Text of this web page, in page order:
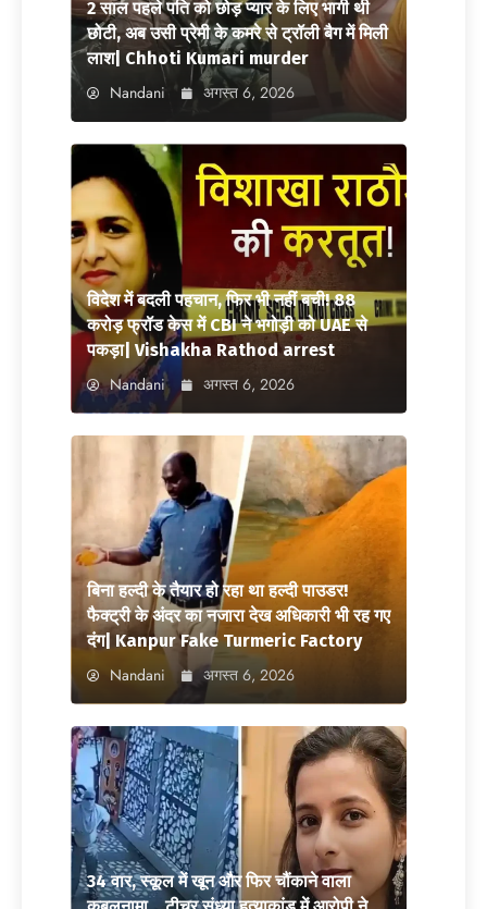
2 साल पहले पति को छोड़ प्यार के लिए भागी थी
छोटी, अब उसी प्रेमी के कमरे से ट्रॉली बैग में मिली
लाश| Chhoti Kumari murder
Nandani अगस्त 6, 2026
विदेश में बदली पहचान, फिर भी नहीं बची! 88
करोड़ फ्रॉड केस में CBI ने भगोड़ी को UAE से
पकड़ा| Vishakha Rathod arrest
Nandani अगस्त 6, 2026
बिना हल्दी के तैयार हो रहा था हल्दी पाउडर!
फैक्ट्री के अंदर का नजारा देख अधिकारी भी रह गए
दंग| Kanpur Fake Turmeric Factory
Nandani अगस्त 6, 2026
34 वार, स्कूल में खून और फिर चौंकाने वाला